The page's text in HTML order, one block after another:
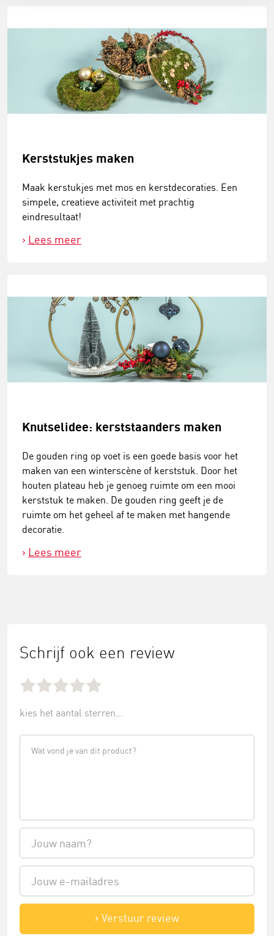
Kerststukjes maken
Maak kerstukjes met mos en kerstdecoraties. Een
simpele, creatieve activiteit met prachtig
eindresultaat!
Lees meer
Knutselidee: kerststaanders maken
De gouden ring op voet is een goede basis voor het
maken van een winterscène of kerststuk. Door het
houten plateau heb je genoeg ruimte om een mooi
kerststuk te maken. De gouden ring geeft je de
ruimte om het geheel af te maken met hangende
decoratie.
Lees meer
Schrijf ook een review
kies het aantal sterren...
Verstuur review